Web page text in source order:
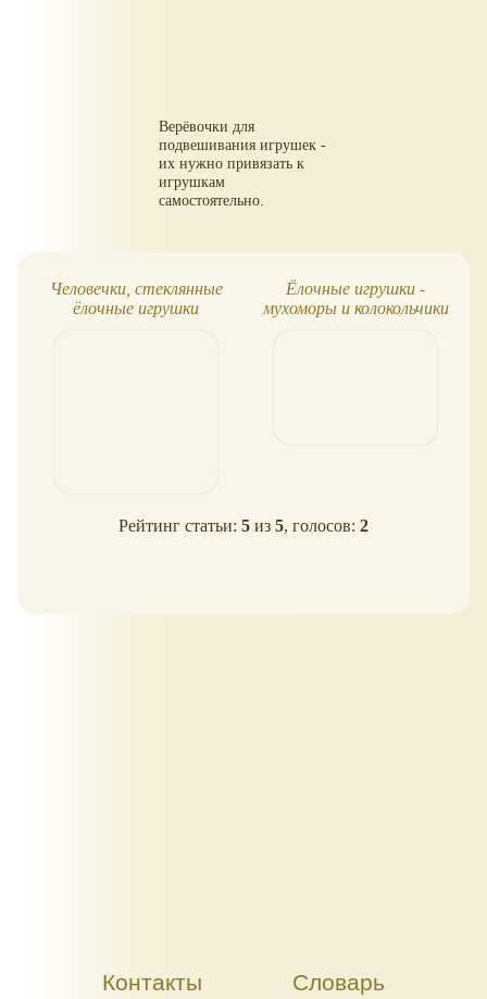
Верёвочки для
подвешивания игрушек -
их нужно привязать к
игрушкам
самостоятельно.
Человечки, стеклянные
ёлочные игрушки
Ёлочные игрушки -
мухоморы и колокольчики
Рейтинг статьи: 5 из 5, голосов: 2
Контакты Словарь